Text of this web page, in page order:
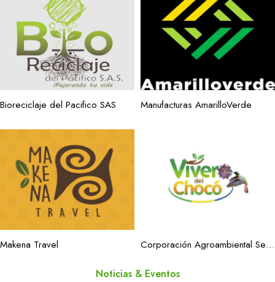
Bioreciclaje del Pacifico SAS Manufacturas AmarilloVerde
Makena Travel Corporación Agroambiental Selva Coagroselva
Noticias & Eventos